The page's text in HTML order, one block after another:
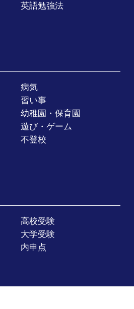
英語勉強法
病気
習い事
幼稚園・保育園
遊び・ゲーム
不登校
高校受験
大学受験
内申点